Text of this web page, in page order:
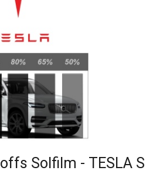
Solfilm - TESLA S